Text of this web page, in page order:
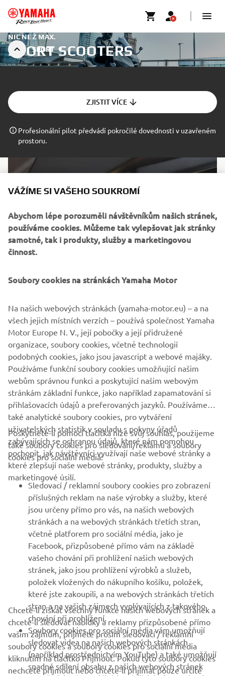
SPORT
NIC NEŽ MAX.
SPORT SCOOTERS
ZJISTIT VÍCE
Profesionální pilot předvádí pokročilé dovednosti v uzavřeném
prostoru.
CREATE NEW LIMITS
If you’re looking for the ultimate riding experience,
Öhlins Suspensions will take your ride to the next
level. You can expect premium quality, maximum
performance and adjustability to suit your individual
riding needs.
DISCOVER MORE
FIREMNÍ
B2B
VÍCE YAMAHA
PODPORA
ZPRAVODAJ
Získejte jako první informace o nejnovějších nabídkách,
speciálních akcích, nových verzích a mnoho dalšího
PŘIHLÁSIT SE K ODBĚRU
Přečtěte si naše Zásady ochrany osobních údajů a zjistěte, jak
VÁŽÍME SI VAŠEHO SOUKROMÍ
Abychom lépe porozuměli návštěvníkům našich stránek,
používáme cookies. Můžeme tak vylepšovat jak stránky
samotné, tak i produkty, služby a marketingovou
činnost.
Soubory cookies na stránkách Yamaha Motor
Na našich webových stránkách (yamaha-motor.eu) – a na
všech jejich místních verzích – používá společnost Yamaha
Motor Europe N. V., její pobočky a její přidružené
organizace, soubory cookies, včetně technologií
podobných cookies, jako jsou javascript a webové majáky.
Používáme funkční soubory cookies umožňující našim
webům správnou funkci a poskytující našim webovým
stránkám základní funkce, jako například zapamatování si
přihlašovacích údajů a preferovaných jazyků. Používáme
také analytické soubory cookies, pro vytváření
uživatelských statistik v souladu s pokyny úřadů
zabývajících se ochranou údajů, které nám pomohou
pochopit, jak návštěvníci využívají naše webové stránky a
které zlepšují naše webové stránky, produkty, služby a
marketingové úsilí.
Poskytnete-li pomocí tlačítka níže svůj souhlas, použijeme
také soubory cookies pro sledování/reklamu a soubory
cookies pro sociální média:
Sledovací / reklamní soubory cookies pro zobrazení
příslušných reklam na naše výrobky a služby, které
jsou určeny přímo pro vás, na našich webových
stránkách a na webových stránkách třetích stran,
včetně platforem pro sociální média, jako je
Facebook, přizpůsobené přímo vám na základě
vašeho chování při prohlížení našich webových
stránek, jako jsou prohlížení výrobků a služeb,
položek vložených do nákupního košíku, položek,
které jste zakoupili, a na webových stránkách třetích
stran a na vašich zájmech vyplývajících z takového
chování při prohlížení.
Soubory cookies pro sociální média vám umožňují
sledovat videa na našich webových stránkách
(například prostřednictvím YouTube) a také umožňují
snadné sdílení obsahu z našich webových stránek
Chcete-li získat všechny funkce našich webových stránek a
chcete-li sledovat nabídky a reklamy přizpůsobené přímo
vašim zájmům, přijměte prosím sledovací / reklamní
soubory cookies a soubory cookies pro sociální média
kliknutím na tlačítko Přijmout. Pokud tyto soubory cookies
nechcete přijmout nebo chcete-li přijímat pouze určité